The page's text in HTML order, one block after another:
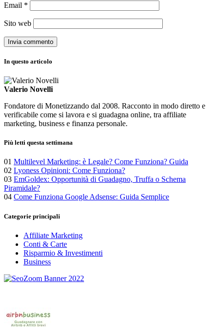
Email *
Sito web
In questo articolo
Valerio Novelli
Fondatore di Monetizzando dal 2008. Racconto in modo diretto e
verificabile come si lavora e si guadagna online, tra affiliate
marketing, business e finanza personale.
Più letti questa settimana
01 Multilevel Marketing: è Legale? Come Funziona? Guida
02 Lyoness Opinioni: Come Funziona?
03 EmGoldex: Opportunità di Guadagno, Truffa o Schema
Piramidale?
04 Come Funziona Google Adsense: Guida Semplice
Categorie principali
Affiliate Marketing
Conti & Carte
Risparmio & Investimenti
Business